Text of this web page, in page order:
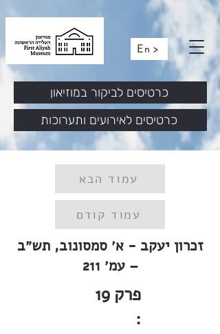
En >
כרטיסים לאירועים ותערוכות
כרטיסים לביקור במוזיאון
עמוד הבא
עמוד קודם
זכרון יעקב - א׳ סמסונוב, תש״ב
– עמ׳ 211
19 פרק
: